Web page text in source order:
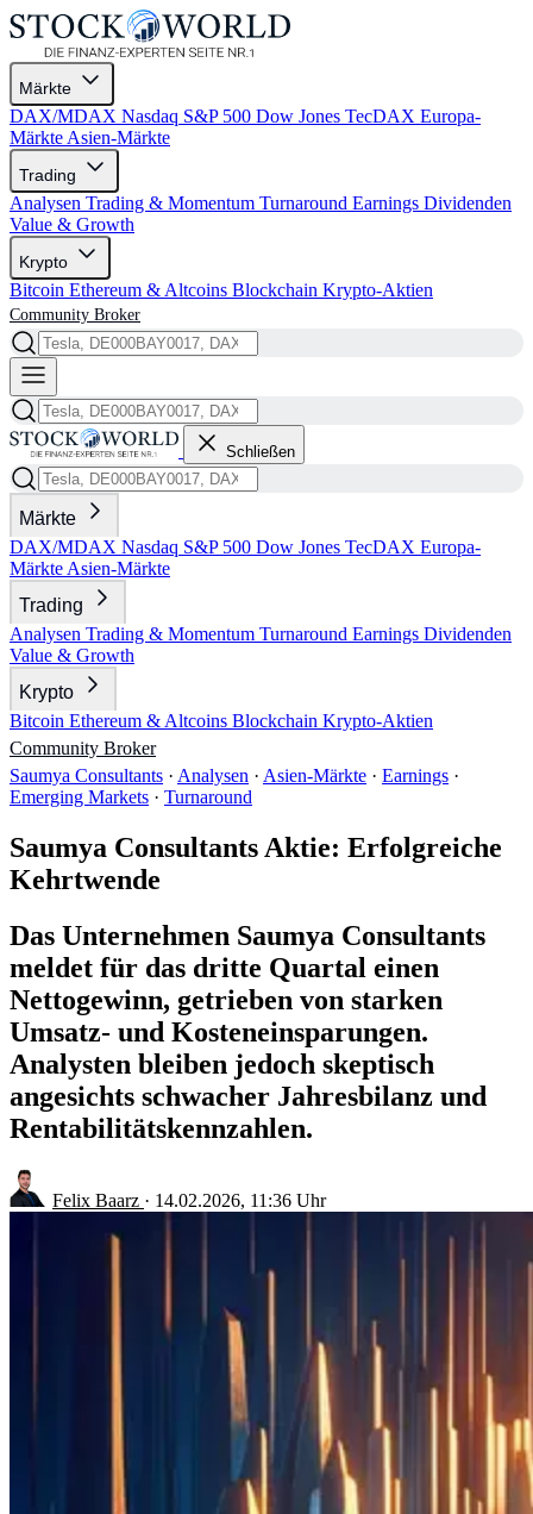
Märkte
DAX/MDAX Nasdaq S&P 500 Dow Jones TecDAX Europa-
Märkte Asien-Märkte
Trading
Analysen Trading & Momentum Turnaround Earnings Dividenden
Value & Growth
Krypto
Bitcoin Ethereum & Altcoins Blockchain Krypto-Aktien
Community Broker
Schließen
Märkte
DAX/MDAX Nasdaq S&P 500 Dow Jones TecDAX Europa-
Märkte Asien-Märkte
Trading
Analysen Trading & Momentum Turnaround Earnings Dividenden
Value & Growth
Krypto
Bitcoin Ethereum & Altcoins Blockchain Krypto-Aktien
Community Broker
Saumya Consultants · Analysen · Asien-Märkte · Earnings ·
Emerging Markets · Turnaround
Saumya Consultants Aktie: Erfolgreiche
Kehrtwende
Das Unternehmen Saumya Consultants
meldet für das dritte Quartal einen
Nettogewinn, getrieben von starken
Umsatz- und Kosteneinsparungen.
Analysten bleiben jedoch skeptisch
angesichts schwacher Jahresbilanz und
Rentabilitätskennzahlen.
Felix Baarz · 14.02.2026, 11:36 Uhr